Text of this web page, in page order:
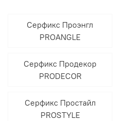
Серфикс Проэнгл
PROANGLE
Серфикс Продекор
PRODECOR
Серфикс Простайл
PROSTYLE